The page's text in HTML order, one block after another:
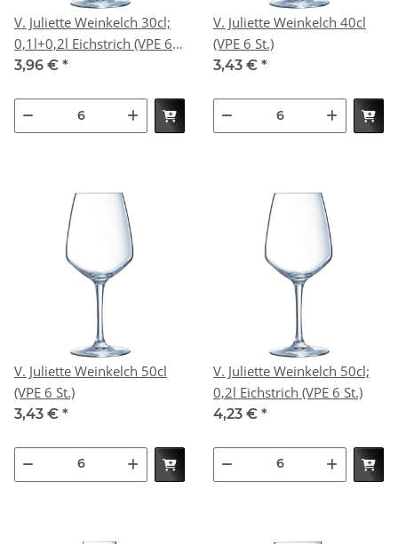
V. Juliette Weinkelch 30cl;
0,1l+0,2l Eichstrich (VPE 6
St.)
3,96 € *
V. Juliette Weinkelch 40cl
(VPE 6 St.)
3,43 € *
V. Juliette Weinkelch 50cl
(VPE 6 St.)
3,43 € *
V. Juliette Weinkelch 50cl;
0,2l Eichstrich (VPE 6 St.)
4,23 € *